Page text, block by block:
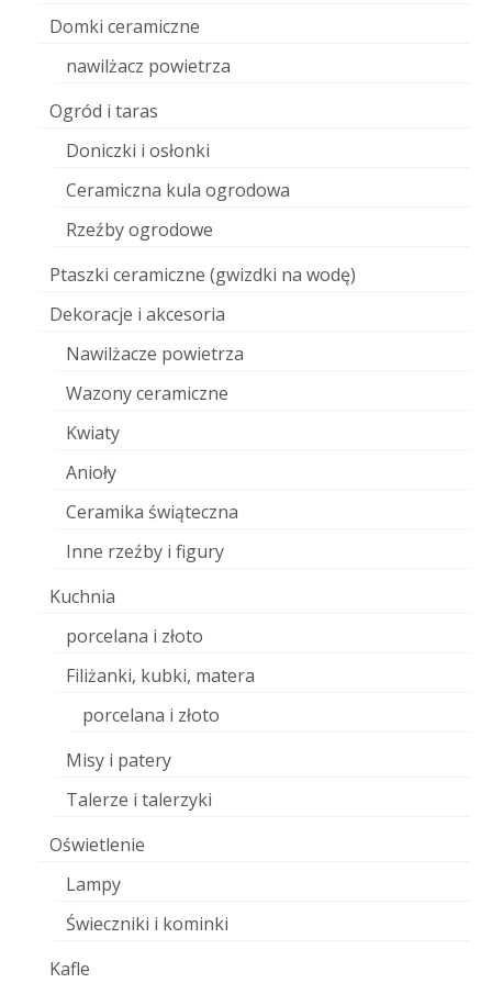
Domki ceramiczne
nawilżacz powietrza
Ogród i taras
Doniczki i osłonki
Ceramiczna kula ogrodowa
Rzeźby ogrodowe
Ptaszki ceramiczne (gwizdki na wodę)
Dekoracje i akcesoria
Nawilżacze powietrza
Wazony ceramiczne
Kwiaty
Anioły
Ceramika świąteczna
Inne rzeźby i figury
Kuchnia
porcelana i złoto
Filiżanki, kubki, matera
porcelana i złoto
Misy i patery
Talerze i talerzyki
Oświetlenie
Lampy
Świeczniki i kominki
Kafle